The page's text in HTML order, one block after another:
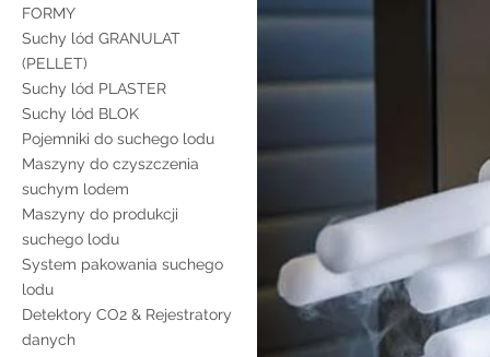
FORMY
Suchy lód GRANULAT
(PELLET)
Suchy lód PLASTER
Suchy lód BLOK
Pojemniki do suchego lodu
Maszyny do czyszczenia
suchym lodem
Maszyny do produkcji
suchego lodu
System pakowania suchego
lodu
Detektory CO2 & Rejestratory
danych